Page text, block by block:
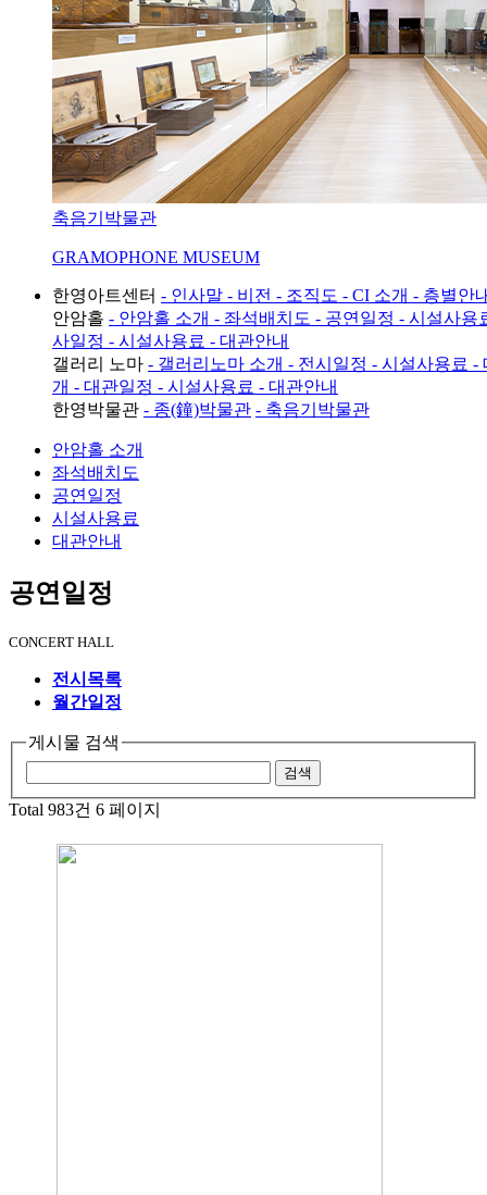
축음기박물관
GRAMOPHONE MUSEUM
한영아트센터 - 인사말 - 비전 - 조직도 - CI 소개 - 층별안
안암홀 - 안암홀 소개 - 좌석배치도 - 공연일정 - 시설사용
사일정 - 시설사용료 - 대관안내
갤러리 노마 - 갤러리노마 소개 - 전시일정 - 시설사용료 -
개 - 대관일정 - 시설사용료 - 대관안내
한영박물관 - 종(鐘)박물관 - 축음기박물관
안암홀 소개
좌석배치도
공연일정
시설사용료
대관안내
공연일정
CONCERT HALL
전시목록
월간일정
게시물 검색
Total 983건 6 페이지